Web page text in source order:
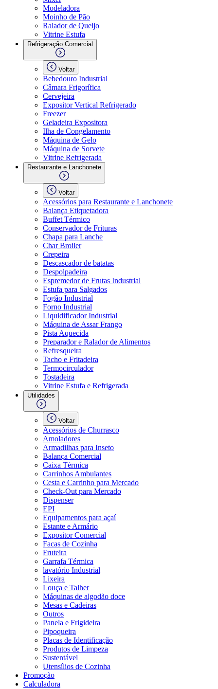
Modeladora
Moinho de Pão
Ralador de Queijo
Vitrine Estufa
Refrigeração Comercial
Voltar
Bebedouro Industrial
Câmara Frigorífica
Cervejeira
Expositor Vertical Refrigerado
Freezer
Geladeira Expositora
Ilha de Congelamento
Máquina de Gelo
Máquina de Sorvete
Vitrine Refrigerada
Restaurante e Lanchonete
Voltar
Acessórios para Restaurante e Lanchonete
Balança Etiquetadora
Buffet Térmico
Conservador de Frituras
Chapa para Lanche
Char Broiler
Crepeira
Descascador de batatas
Despolpadeira
Espremedor de Frutas Industrial
Estufa para Salgados
Fogão Industrial
Forno Industrial
Liquidificador Industrial
Máquina de Assar Frango
Pista Aquecida
Preparador e Ralador de Alimentos
Refresqueira
Tacho e Fritadeira
Termocirculador
Tostadeira
Vitrine Estufa e Refrigerada
Utilidades
Voltar
Acessórios de Churrasco
Amoladores
Armadilhas para Inseto
Balança Comercial
Caixa Térmica
Carrinhos Ambulantes
Cesta e Carrinho para Mercado
Check-Out para Mercado
Dispenser
EPI
Equipamentos para açaí
Estante e Armário
Expositor Comercial
Facas de Cozinha
Fruteira
Garrafa Térmica
lavatório Industrial
Lixeira
Louça e Talher
Máquinas de algodão doce
Mesas e Cadeiras
Outros
Panela e Frigideira
Pipoqueira
Placas de Identificação
Produtos de Limpeza
Sustentável
Utensílios de Cozinha
Promoção
Calculadora